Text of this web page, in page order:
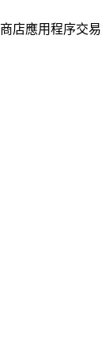
商店應用程序交易